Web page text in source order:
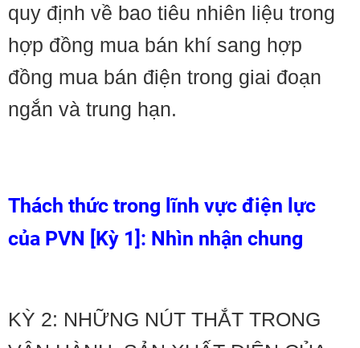
quy định về bao tiêu nhiên liệu trong
hợp đồng mua bán khí sang hợp
đồng mua bán điện trong giai đoạn
ngắn và trung hạn.
Thách thức trong lĩnh vực điện lực
của PVN [Kỳ 1]: Nhìn nhận chung
KỲ 2: NHỮNG NÚT THẮT TRONG